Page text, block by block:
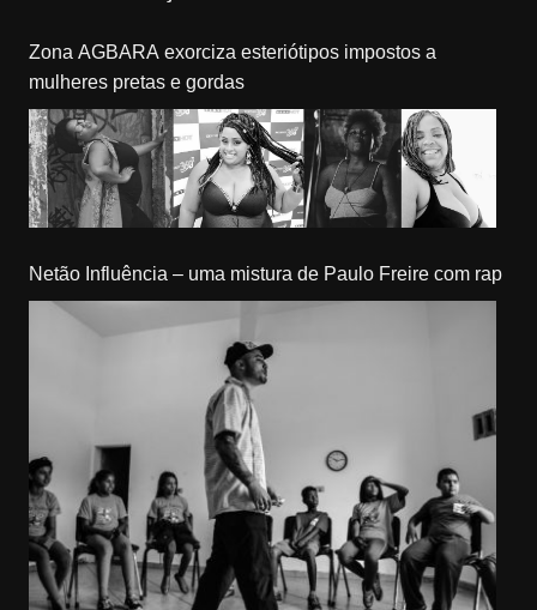
Zona AGBARA exorciza esteriótipos impostos a
mulheres pretas e gordas
Netão Influência – uma mistura de Paulo Freire com rap